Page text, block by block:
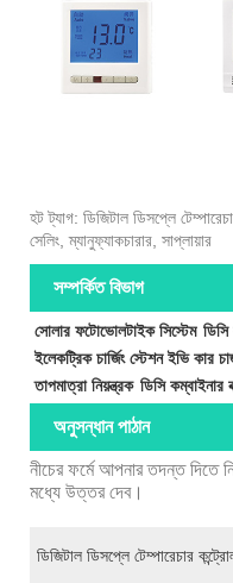
হট ট্যাগ: ডিজিটাল ডিসপ্লে
সেলিং, ম্যানুফ্যাকচারার, সাপ্লায়ার
সম্পর্কিত বিভাগ
সোলার ফটোভোলটাইক সিস্টেম
ইলেকট্রিক চার্জিং স্টেশন ইভি কার
তাপমাত্রা নিয়ন্ত্রক ডিসি কম্বাইনার
অনুসন্ধান পাঠান
নীচের ফর্মে আপনার তদন্ত দিতে
মধ্যে উত্তর দেব।